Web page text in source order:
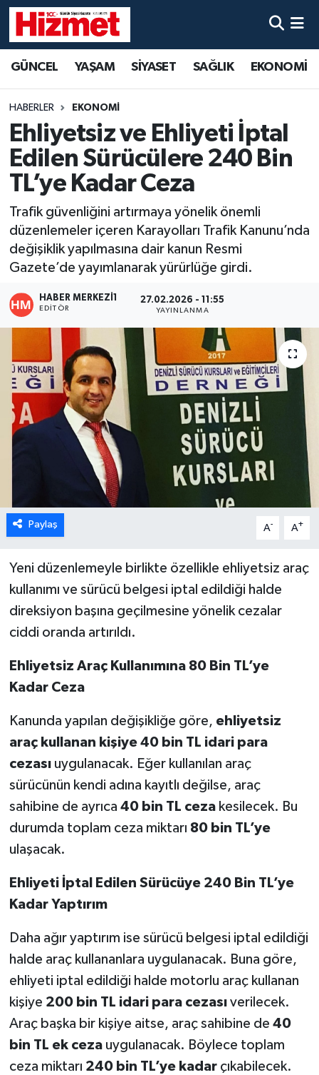
GÜNCEL YAŞAM SİYASET SAĞLIK EKONOMİ
HABERLER EKONOMİ
Ehliyetsiz ve Ehliyeti İptal
Edilen Sürücülere 240 Bin
TL’ye Kadar Ceza
Trafik güvenliğini artırmaya yönelik önemli
düzenlemeler içeren Karayolları Trafik Kanunu’nda
değişiklik yapılmasına dair kanun Resmi
Gazete’de yayımlanarak yürürlüğe girdi.
HABER MERKEZI1
EDITÖR
27.02.2026 - 11:55
YAYINLANMA
Paylaş A- A+
Yeni düzenlemeyle birlikte özellikle ehliyetsiz araç
kullanımı ve sürücü belgesi iptal edildiği halde
direksiyon başına geçilmesine yönelik cezalar
ciddi oranda artırıldı.
Ehliyetsiz Araç Kullanımına 80 Bin TL’ye
Kadar Ceza
Kanunda yapılan değişikliğe göre, ehliyetsiz
araç kullanan kişiye 40 bin TL idari para
cezasıuygulanacak. Eğer kullanılan araç
sürücünün kendi adına kayıtlı değilse, araç
sahibine de ayrıca 40 bin TL cezakesilecek. Bu
durumda toplam ceza miktarı 80 bin TL’ye
ulaşacak.
Ehliyeti İptal Edilen Sürücüye 240 Bin TL’ye
Kadar Yaptırım
Daha ağır yaptırım ise sürücü belgesi iptal edildiği
halde araç kullananlara uygulanacak. Buna göre,
ehliyeti iptal edildiği halde motorlu araç kullanan
kişiye 200 bin TL idari para cezasıverilecek.
Araç başka bir kişiye aitse, araç sahibine de 40
bin TL ek cezauygulanacak. Böylece toplam
ceza miktarı 240 bin TL’ye kadarçıkabilecek.
YAŞAM
SİYASET
SAĞLIK
EKONOMİ
KÜLTÜR SANAT
SPOR
MAGAZİN
ÖZEL HABER
DTO
RESMİ REKLAM
Denizli Hava Durumu
Denizli Trafik Yoğunluk Haritası
Süper Lig Puan Durumu ve Fikstür
Tüm Manşetler
Son Dakika Haberleri
Haber Arşivi